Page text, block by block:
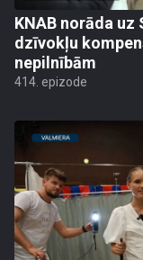
KNAB norāda
dzīvokļu
nepilnībām
414. epizode